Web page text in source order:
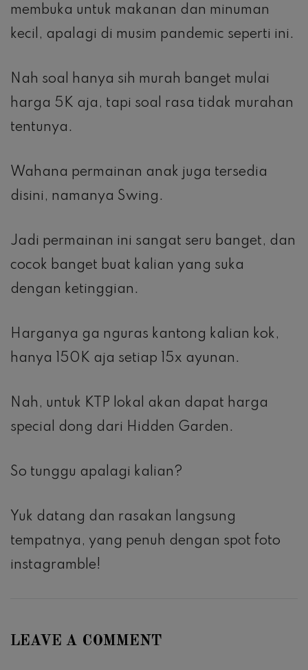
membuka untuk makanan dan minuman
kecil, apalagi di musim pandemic seperti ini.
Nah soal hanya sih murah banget mulai
harga 5K aja, tapi soal rasa tidak murahan
tentunya.
Wahana permainan anak juga tersedia
disini, namanya Swing.
Jadi permainan ini sangat seru banget, dan
cocok banget buat kalian yang suka
dengan ketinggian.
Harganya ga nguras kantong kalian kok,
hanya 150K aja setiap 15x ayunan.
Nah, untuk KTP lokal akan dapat harga
special dong dari Hidden Garden.
So tunggu apalagi kalian?
Yuk datang dan rasakan langsung
tempatnya, yang penuh dengan spot foto
instagramble!
LEAVE A COMMENT